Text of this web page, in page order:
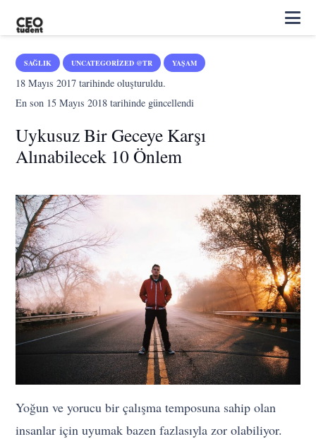
SAĞLIK UNCATEGORIZED @TR YAŞAM
18 Mayıs 2017 tarihinde oluşturuldu.
En son 15 Mayıs 2018 tarihinde güncellendi
Uykusuz Bir Geceye Karşı
Alınabilecek 10 Önlem
Yoğun ve yorucu bir çalışma temposuna sahip olan
insanlar için uyumak bazen fazlasıyla zor olabiliyor.